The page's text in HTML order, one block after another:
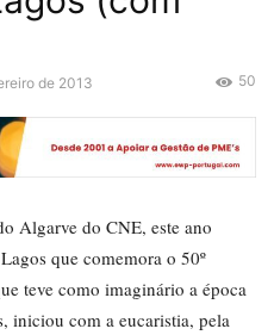
de 2013 50
Algarve do CNE, este ano
que comemora o 50º
teve como imaginário a época
iniciou com a eucaristia, pela